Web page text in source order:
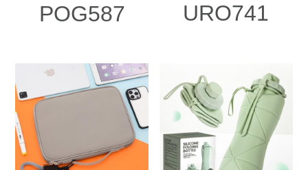
POG587
URO741